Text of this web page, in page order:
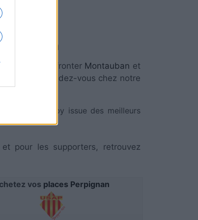
14 verra s'affronter Montauban et
, rendez-vous chez notre
l'actu rugby issue des meilleurs
pour les supporters, retrouvez
vos places Perpignan